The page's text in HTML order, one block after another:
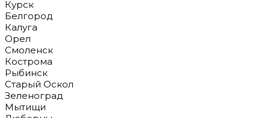
Курск
Белгород
Калуга
Орел
Смоленск
Кострома
Рыбинск
Старый Оскол
Зеленоград
Мытищи